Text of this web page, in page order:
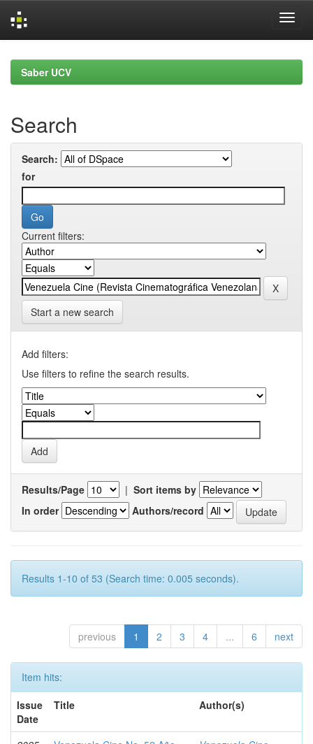
navigationSaber UCV
Search
Search:
for
Current filters:
Start a new search
Add filters:
Use filters to refine the search results.
Results/Page | Sort items by
In order
Authors/record
Results 1-10 of 53 (Search time: 0.005 seconds).
previous 1 2 3 4 ... 6 next
Item hits:
Issue
Date
Title Author(s)